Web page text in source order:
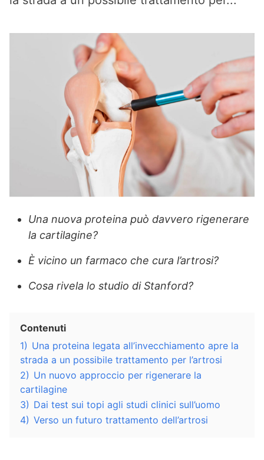
Una nuova proteina può davvero rigenerare
la cartilagine?
È vicino un farmaco che cura l’artrosi?
Cosa rivela lo studio di Stanford?
Contenuti
1) Una proteina legata all’invecchiamento apre la
strada a un possibile trattamento per l’artrosi
2) Un nuovo approccio per rigenerare la
cartilagine
3) Dai test sui topi agli studi clinici sull’uomo
4) Verso un futuro trattamento dell’artrosi